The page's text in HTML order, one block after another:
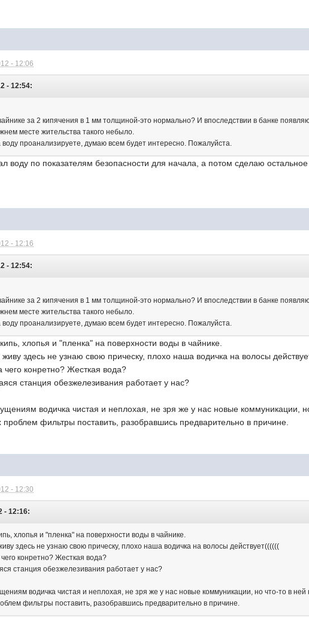
- 12:06
- 12:54:
за 2 кипячения в 1 мм толщиной-это нормально? И впоследствии в банке
месте жительства такого небыло.
проанализируете, думаю всем будет интересно. Пожалуйста.
воду по показателям безопасности для начала, а потом сделаю
- 12:16
- 12:54:
за 2 кипячения в 1 мм толщиной-это нормально? И впоследствии в банке
месте жительства такого небыло.
проанализируете, думаю всем будет интересно. Пожалуйста.
хлопья и "пленка" на поверхности воды в чайнике.
здесь не узнаю свою прическу, плохо наша водичка на волосы
чего конретно? Жесткая вода?
станция обезжелезивания работает у нас?
водичка чистая и неплохая, не зря же у нас новые коммуникации,
фильтры поставить, разобравшись предварительно в причине.
- 12:30
- 12:16:
хлопья и "пленка" на поверхности воды в чайнике.
здесь не узнаю свою прическу, плохо наша водичка на волосы действует((((((
конретно? Жесткая вода?
станция обезжелезивания работает у нас?
водичка чистая и неплохая, не зря же у нас новые коммуникации, но что-то в
фильтры поставить, разобравшись предварительно в причине.